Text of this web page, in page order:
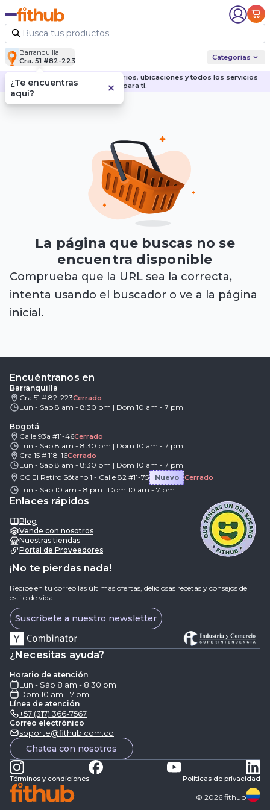
Barranquilla
Cra. 51 #82-223
Categorías
Descubre nuestras sedes, horarios, ubicaciones y todos los servicios
para ti.
La página que buscas no se
encuentra disponible
Comprueba que la URL sea la correcta,
intenta usando el buscador o ve a la página
inicial.
Encuéntranos en
Barranquilla
Cra 51 # 82-223Cerrado
Lun - Sab 8 am - 8:30 pm | Dom 10 am - 7 pm
Bogotá
Calle 93a #11-46Cerrado
Lun - Sab 8 am - 8:30 pm | Dom 10 am - 7 pm
Cra 15 # 118-16Cerrado
Lun - Sab 8 am - 8:30 pm | Dom 10 am - 7 pm
CC El Retiro Sótano 1 - Calle 82 #11-75
Nuevo Cerrado
Lun - Sab 10 am - 8 pm | Dom 10 am - 7 pm
Enlaces rápidos
Blog
Vende con nosotros
Nuestras tiendas
Portal de Proveedores
¡No te pierdas nada!
Recibe en tu correo las últimas ofertas, deliciosas recetas y consejos de
estilo de vida.
Suscríbete a nuestro newsletter
¿Necesitas ayuda?
Horario de atención
Lun - Sáb 8 am - 8:30 pm
Dom 10 am - 7 pm
Línea de atención
+57 (317) 366-7567
Correo electrónico
soporte@fithub.com.co
Chatea con nosotros
Términos y condiciones Politicas de privacidad
© 2026 fithub
¿Te encuentras
aquí?